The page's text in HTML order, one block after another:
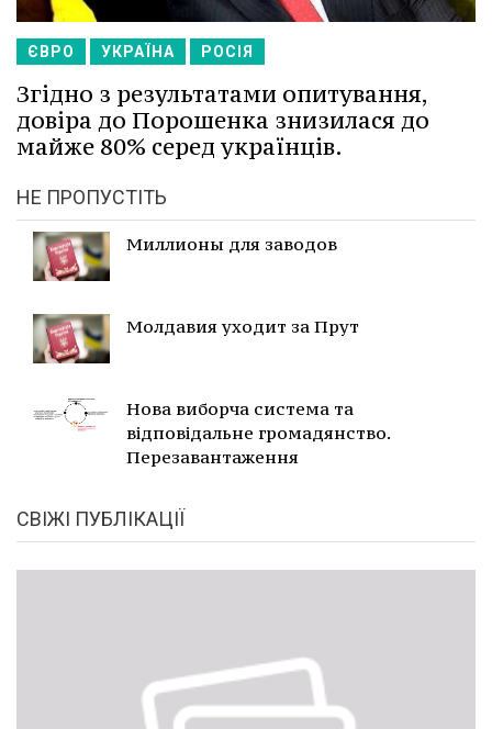
ЄВРО УКРАЇНА РОСІЯ
Згідно з результатами опитування,
довіра до Порошенка знизилася до
майже 80% серед українців.
НЕ ПРОПУСТІТЬ
Миллионы для заводов
Молдавия уходит за Прут
Нова виборча система та
відповідальне громадянство.
Перезавантаження
СВІЖІ ПУБЛІКАЦІЇ